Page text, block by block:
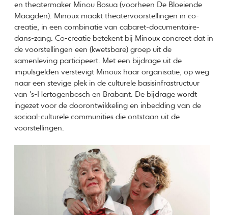
en theatermaker Minou Bosua (voorheen De Bloeiende
Maagden). Minoux maakt theatervoorstellingen in co-
creatie, in een combinatie van cabaret-documentaire-
dans-zang. Co-creatie betekent bij Minoux concreet dat in
de voorstellingen een (kwetsbare) groep uit de
samenleving participeert. Met een bijdrage uit de
impulsgelden verstevigt Minoux haar organisatie, op weg
naar een stevige plek in de culturele basisinfrastructuur
van 's-Hertogenbosch en Brabant. De bijdrage wordt
ingezet voor de doorontwikkeling en inbedding van de
sociaal-culturele communities die ontstaan uit de
voorstellingen.